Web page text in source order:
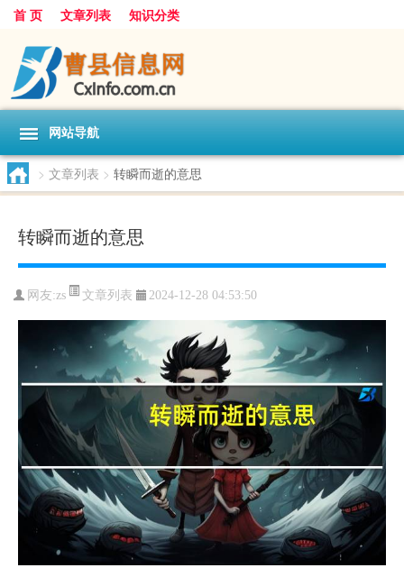
首 页 文章列表 知识分类
网站导航
> 文章列表 > 转瞬而逝的意思
转瞬而逝的意思
网友:zs 文章列表 2024-12-28 04:53:50